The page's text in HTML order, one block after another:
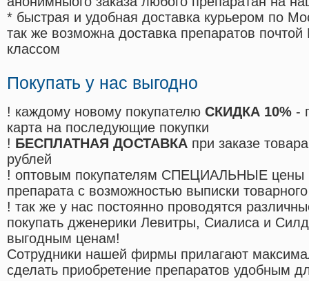
* быстрая и удобная доставка курьером по
так же возможна доставка препаратов
классом
Покупать у нас выгодно
! каждому новому покупателю СКИДКА 10% -
карта на последующие покупки
! БЕСПЛАТНАЯ ДОСТАВКА при заказе
рублей
! оптовым покупателям СПЕЦИАЛЬНЫЕ цены
препарата с возможностью выписки
! так же у нас постоянно проводятся
покупать дженерики Левитры, Сиалиса и
выгодным ценам!
Cотрудники нашей фирмы прилагают
сделать приобретение препаратов удобным